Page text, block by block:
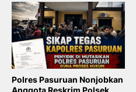
Polres Pasuruan Nonjobkan